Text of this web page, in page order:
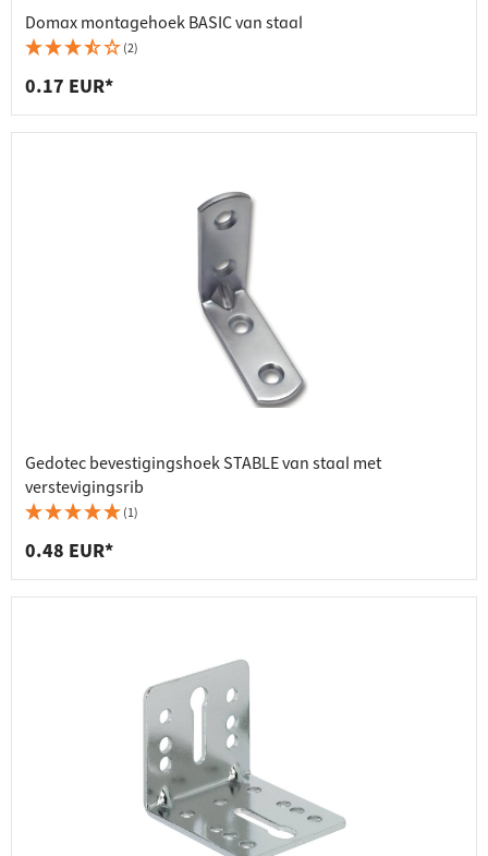
Domax montagehoek BASIC van staal
(2)
0.17 EUR*
Gedotec bevestigingshoek STABLE van staal met
verstevigingsrib
(1)
0.48 EUR*